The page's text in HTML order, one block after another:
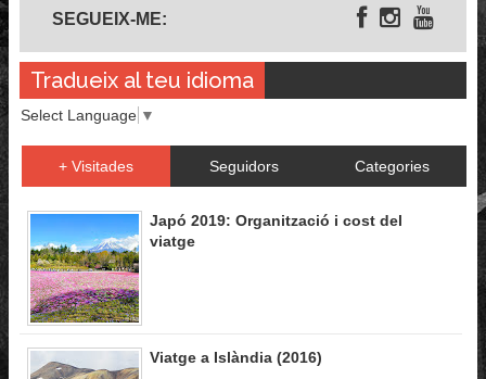
SEGUEIX-ME:
Tradueix al teu idioma
Select Language ▼
+ Visitades Seguidors Categories
Japó 2019: Organització i cost del
viatge
Viatge a Islàndia (2016)